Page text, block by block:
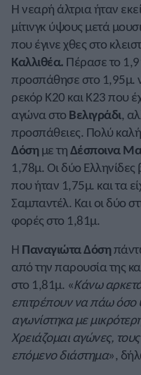
Η νεαρή άλτρια ήταν
μίτινγκ ύψους μετά
που έγινε χθες στο
Καλλιθέα. Πέρασε το
προσπάθησε στο 1,95μ.
ρεκόρ Κ20 και Κ23 που
αγώνα στο Βελιγράδι,
προσπάθειες. Πολύ
Δόσημε τηΔέσποινα
1,78μ. Οι δύο Ελληνίδες
που ήταν 1,75μ. και τα
Σαμπαντέλ. Και οι δύο
φορές στο 1,81μ.
Η Παναγιώτα Δόση
από την παρουσία της
στο 1,81μ. «Κάνω
επιτρέπουν να πάω
αγωνίστηκα με
Χρειάζομαι αγώνες,
επόμενο διάστημα»,